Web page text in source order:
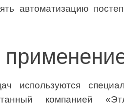
автоматизацию
используются
компанией